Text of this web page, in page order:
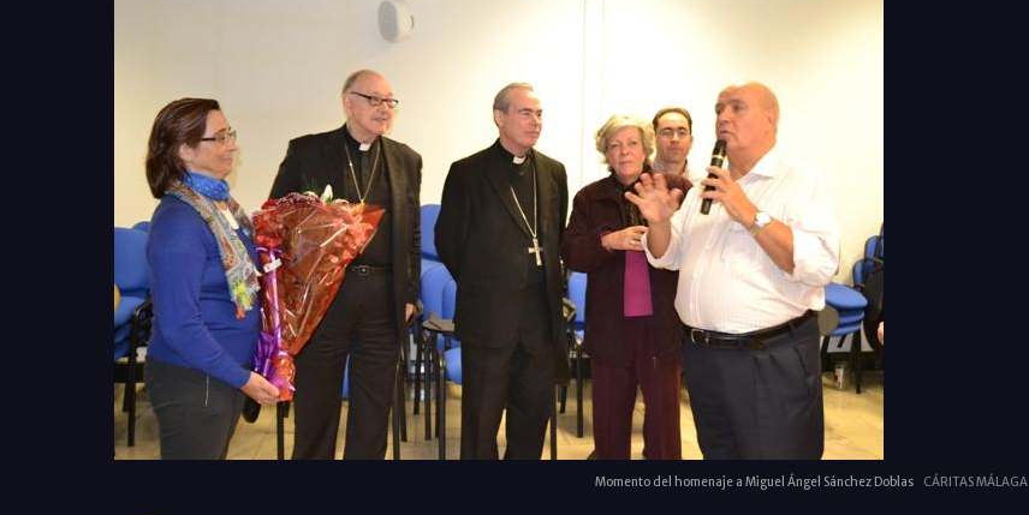
Momento del homenaje a Miguel Ángel Sánchez Doblas CÁRITAS MÁLAGA